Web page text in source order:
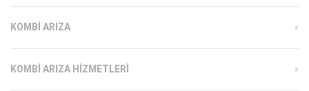
KOMBI ARIZA
KOMBI ARIZA HIZMETLERI